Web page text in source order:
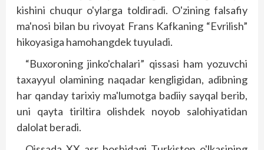
kishini chuqur o'ylarga toldiradi. O'zining falsafiy
ma'nosi bilan bu rivoyat Frans Kafkaning “Evrilish”
hikoyasiga hamohangdek tuyuladi.
“Buxoroning jinko'chalari” qissasi ham yozuvchi
taxayyul olamining naqadar kengligidan, adibning
har qanday tarixiy ma'lumotga badiiy sayqal berib,
uni qayta tiriltira olishdek noyob salohiyatidan
dalolat beradi.